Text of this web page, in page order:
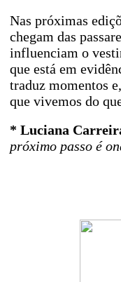
Nas próximas
chegam das
influenciam o
que está em
traduz momentos
que vivemos do
* Luciana
próximo passo é